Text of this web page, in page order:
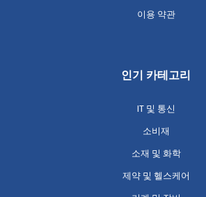
이용 약관
인기 카테고리
IT 및 통신
소비재
소재 및 화학
제약 및 헬스케어